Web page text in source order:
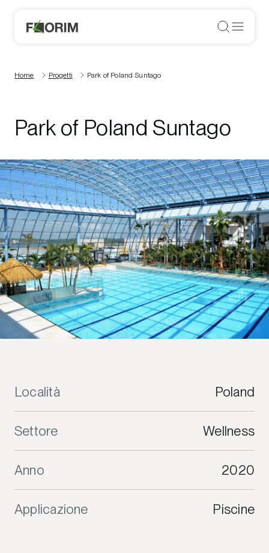
Home Progetti Park of Poland Suntago
Park of Poland Suntago
Località Poland
Settore Wellness
Anno 2020
Applicazione Piscine